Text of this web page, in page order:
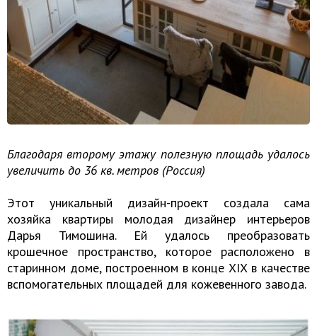
Благодаря второму этажу полезную площадь удалось
увеличить до 36 кв. метров (Россия)
Этот уникальный дизайн-проект создала сама
хозяйка квартиры молодая дизайнер интерьеров
Дарья Тимошина. Ей удалось преобразовать
крошечное пространство, которое расположено в
старинном доме, построенном в конце XIX в качестве
вспомогательных площадей для кожевенного завода.